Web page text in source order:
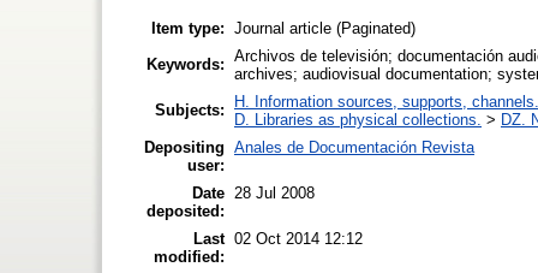
Item type: Journal article (Paginated)
Keywords: Archivos de televisión; documentación
archives; audiovisual documentation;
Subjects:
H. Information sources, supports, channels.
D. Libraries as physical collections. > DZ.
Depositing
user:
Anales de Documentación Revista
Date
deposited:
28 Jul 2008
Last
modified:
02 Oct 2014 12:12